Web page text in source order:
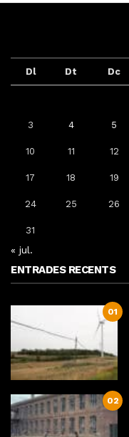
Dl Dt Dc
3 4 5
10 11 12
17 18 19
24 25 26
31
« jul.
ENTRADES RECENTS
01
02